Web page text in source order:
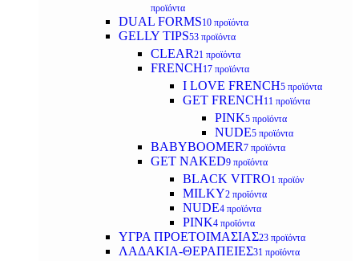
προϊόντα
DUAL FORMS10 προϊόντα
GELLY TIPS53 προϊόντα
CLEAR21 προϊόντα
FRENCH17 προϊόντα
I LOVE FRENCH5 προϊόντα
GET FRENCH11 προϊόντα
PINK5 προϊόντα
NUDE5 προϊόντα
BABYBOOMER7 προϊόντα
GET NAKED9 προϊόντα
BLACK VITRO1 προϊόν
MILKY2 προϊόντα
NUDE4 προϊόντα
PINK4 προϊόντα
ΥΓΡΑ ΠΡΟΕΤΟΙΜΑΣΙΑΣ23 προϊόντα
ΛΑΔΑΚΙΑ-ΘΕΡΑΠΕΙΕΣ31 προϊόντα